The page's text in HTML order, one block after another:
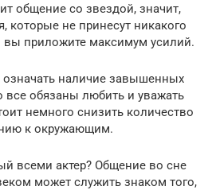
общение со звездой, значит,
которые не принесут никакого
вы приложите максимум усилий.
означать наличие завышенных
все обязаны любить и уважать
немного снизить количество
к окружающим.
всеми актер? Общение во сне
может служить знаком того,